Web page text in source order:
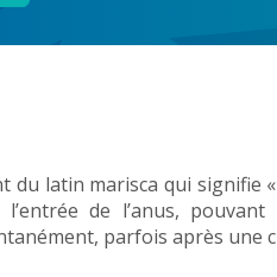
du latin marisca qui signifie
de l’anus,
parfois après une